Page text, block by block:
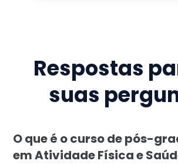
Respostas
suas
O que é o curso de pós-
em Atividade Física e